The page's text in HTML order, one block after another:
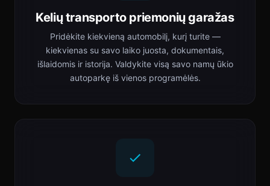
Kelių transporto priemonių garažas
Pridėkite kiekvieną automobilį, kurį turite —
kiekvienas su savo laiko juosta, dokumentais,
išlaidomis ir istorija. Valdykite visą savo namų ūkio
autoparkę iš vienos programėlės.